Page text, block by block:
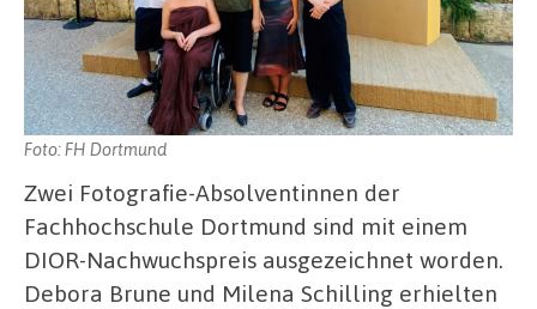
Foto: FH Dortmund
Zwei Fotografie-Absolventinnen der
Fachhochschule Dortmund sind mit einem
DIOR-Nachwuchspreis ausgezeichnet worden.
Debora Brune und Milena Schilling erhielten